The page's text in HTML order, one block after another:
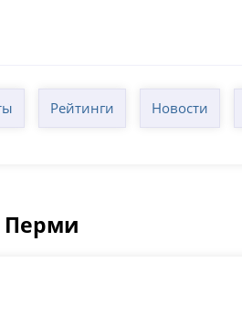
Рейтинги Новости
Перми